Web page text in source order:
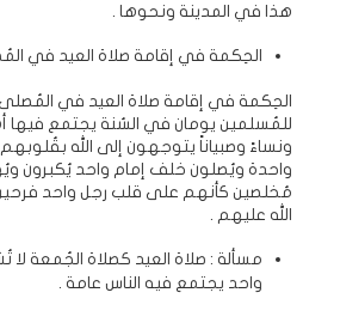
هذا في المدينة ونحوها .
الحِكمة في إقامة صلاة العيد في
الحِكمة في إقامة صلاة العيد في
للمُسلمين يومان في السُنة يجتمع فيها
ونساءً وصبياناً يتوجهون إلى الله
واحدة ويُصلون خلف إمام واحد يُكبرون
مُخلصين كأنهم على قلب رجل واحد
الله عليهم .
مسألة : صلاة العيد كصلاة الجُمعة
واحد يجتمع فيه الناس عامة .